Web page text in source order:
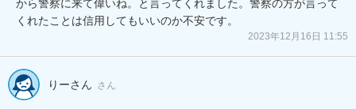
から警察に来て偉いね。と言ってくれました。警察の方が言って
くれたことは信用してもいいのか不安です。
2023年12月16日 11:55
りーさん さん